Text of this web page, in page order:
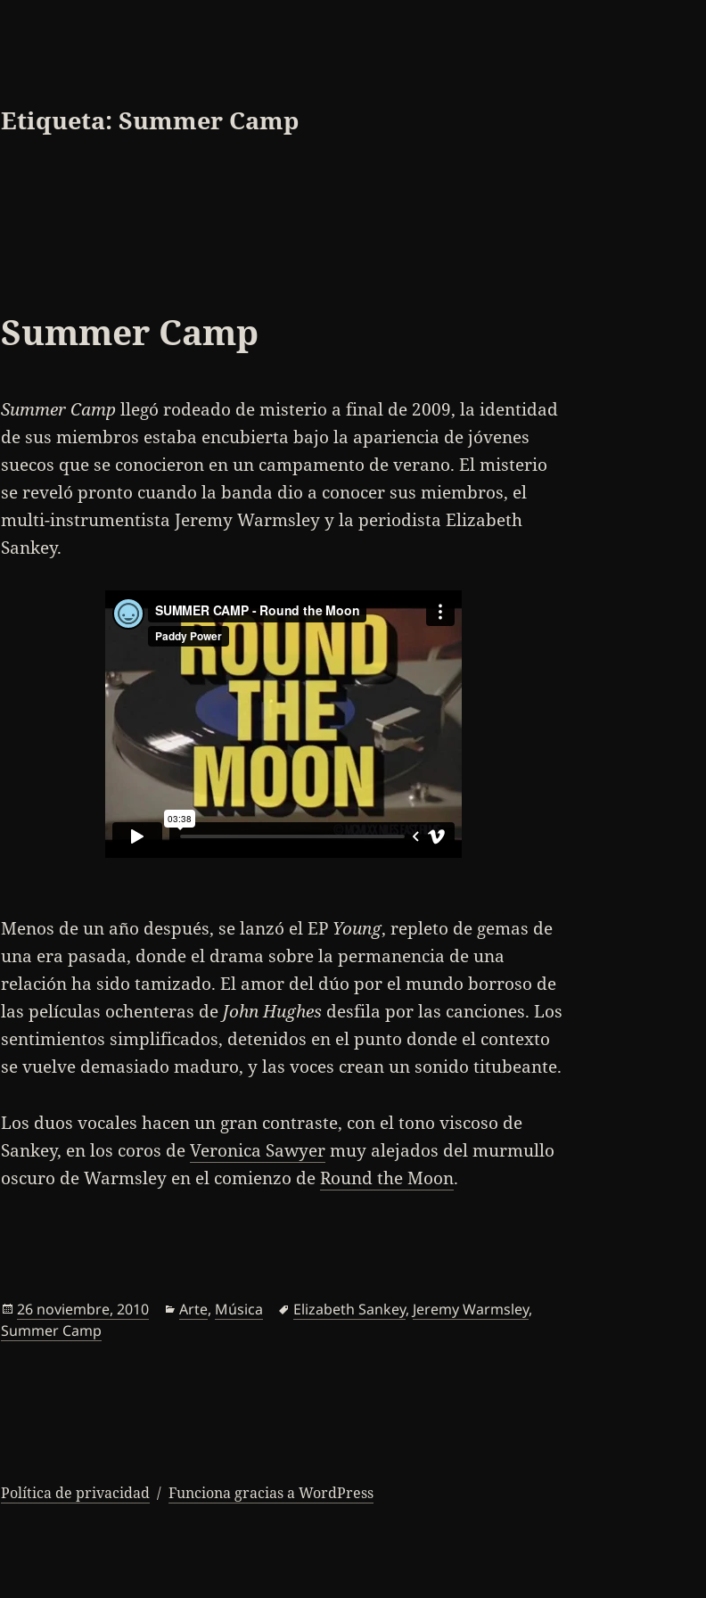
Etiqueta:Summer Camp
Summer Camp
Summer Campllegó rodeado de misterio a final de 2009, la identidad
de sus miembros estaba encubierta bajo la apariencia de jóvenes
suecos que se conocieron en un campamento de verano. El misterio
se reveló pronto cuando la banda dio a conocer sus miembros, el
multi-instrumentista Jeremy Warmsley y la periodista Elizabeth
Sankey.
Menos de un año después, se lanzó el EP Young, repleto de gemas de
una era pasada, donde el drama sobre la permanencia de una
relación ha sido tamizado. El amor del dúo por el mundo borroso de
las películas ochenteras de John Hughes desfila por las canciones. Los
sentimientos simplificados, detenidos en el punto donde el contexto
se vuelve demasiado maduro, y las voces crean un sonido titubeante.
Los duos vocales hacen un gran contraste, con el tono viscoso de
Sankey, en los coros deVeronica Sawyermuy alejados del murmullo
oscuro de Warmsley en el comienzo deRound the Moon.
Publicado
el
26 noviembre, 2010 Categorías
Arte, Música Etiquetas
Elizabeth Sankey, Jeremy Warmsley,
Summer Camp
Política de privacidad Funciona gracias a WordPress